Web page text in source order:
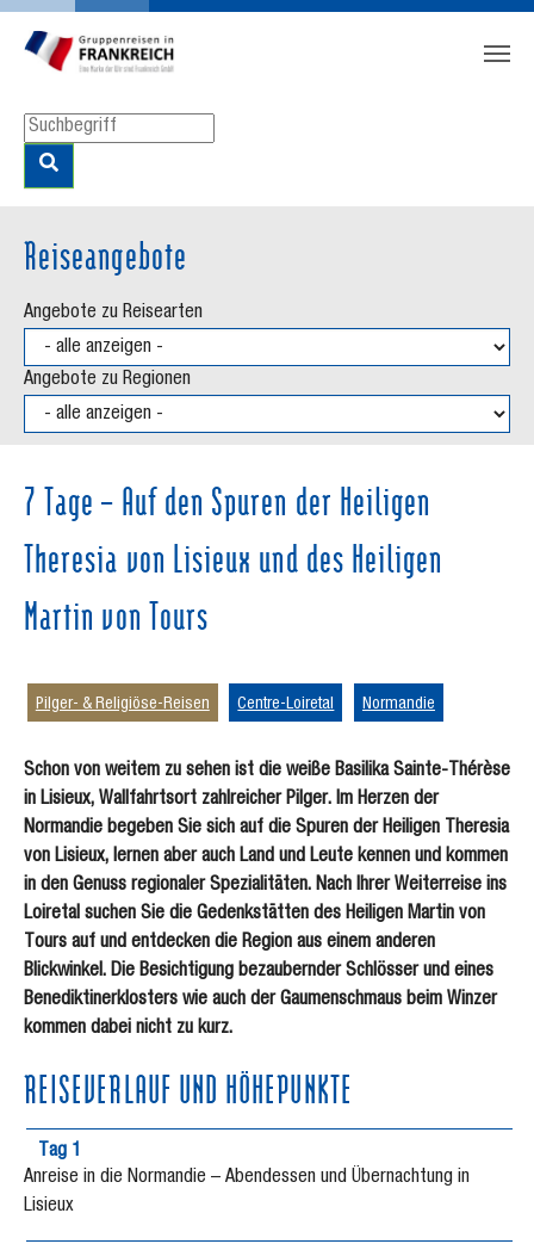
Zum Hauptinhalt springen
Skip to page footer
Reiseangebote
Angebote zu Reisearten
Angebote zu Regionen
7 Tage – Auf den Spuren der Heiligen
Theresia von Lisieux und des Heiligen
Martin von Tours
Pilger- & Religiöse-Reisen Centre-Loiretal Normandie
Schon von weitem zu sehen ist die weiße Basilika Sainte-Thérèse
in Lisieux, Wallfahrtsort zahlreicher Pilger. Im Herzen der
Normandie begeben Sie sich auf die Spuren der Heiligen Theresia
von Lisieux, lernen aber auch Land und Leute kennen und kommen
in den Genuss regionaler Spezialitäten. Nach Ihrer Weiterreise ins
Loiretal suchen Sie die Gedenkstätten des Heiligen Martin von
Tours auf und entdecken die Region aus einem anderen
Blickwinkel. Die Besichtigung bezaubernder Schlösser und eines
Benediktinerklosters wie auch der Gaumenschmaus beim Winzer
kommen dabei nicht zu kurz.
REISEVERLAUF UND HÖHEPUNKTE
Tag 1
Anreise in die Normandie – Abendessen und Übernachtung in
Lisieux